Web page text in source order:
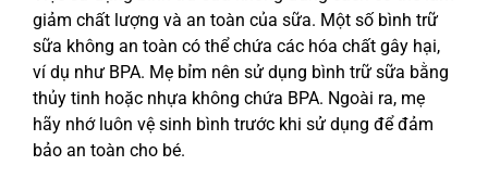
giảm chất lượng và an toàn của sữa. Một số bình trữ
sữa không an toàn có thể chứa các hóa chất gây hại,
ví dụ như BPA. Mẹ bỉm nên sử dụng bình trữ sữa bằng
thủy tinh hoặc nhựa không chứa BPA. Ngoài ra, mẹ
hãy nhớ luôn vệ sinh bình trước khi sử dụng để đảm
bảo an toàn cho bé.